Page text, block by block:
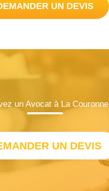
UN DEVIS
un Avocat à La Couronne
UN DEVIS